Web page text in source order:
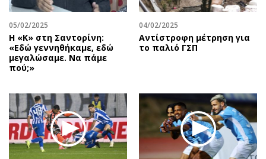
05/02/2025
Η «Κ» στη Σαντορίνη:
«Εδώ γεννηθήκαμε, εδώ
μεγαλώσαμε. Να πάμε
πού;»
04/02/2025
Αντίστροφη μέτρηση για
το παλιό ΓΣΠ